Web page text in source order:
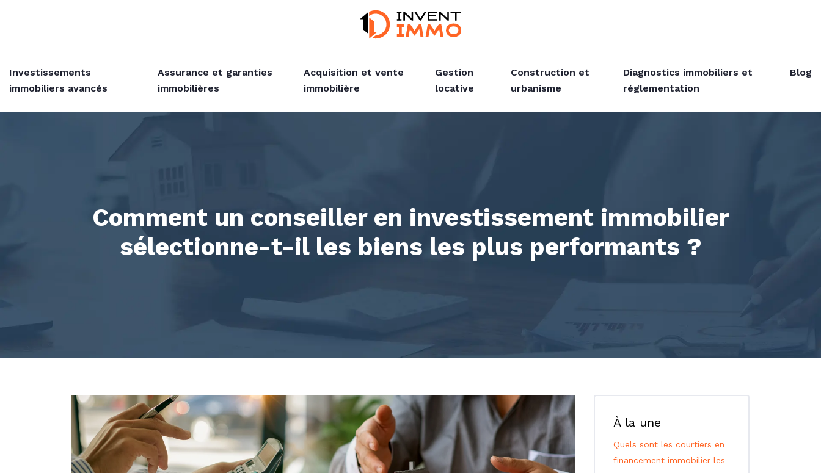
Investissements
immobiliers avancés
Assurance et garanties
immobilières
Acquisition et vente
immobilière
Gestion
locative
Construction et
urbanisme
Diagnostics immobiliers et
réglementation
Blog
Comment un conseiller en investissement immobilier
sélectionne-t-il les biens les plus performants ?
À la une
Quels sont les courtiers en
financement immobilier les